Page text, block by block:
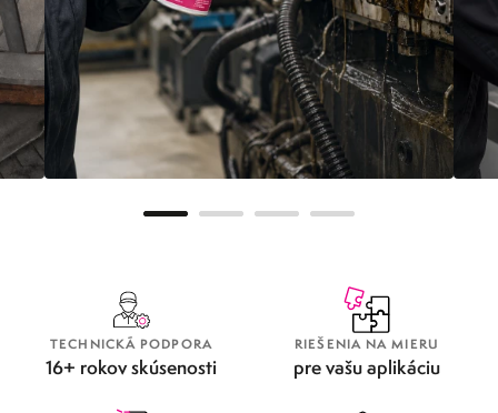
TECHNICKÁ PODPORA
16+ rokov skúsenosti
RIEŠENIA NA MIERU
pre vašu aplikáciu